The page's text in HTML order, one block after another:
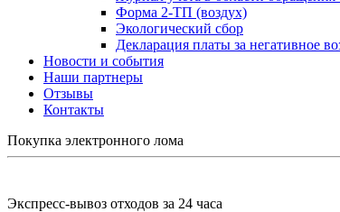
Форма 2-ТП (воздух)
Экологический сбор
Декларация платы за негативное
Новости и события
Наши партнеры
Отзывы
Контакты
Покупка электронного лома
Экспресс-вывоз отходов за 24 часа